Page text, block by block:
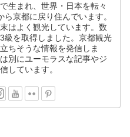
生まれ、世界・日本を転々
ら京都に戻り住んでいます。
はよく観光しています。数
級を取得しました。京都観光
ちそうな情報を発信しま
別にユーモラスな記事やジ
しています。